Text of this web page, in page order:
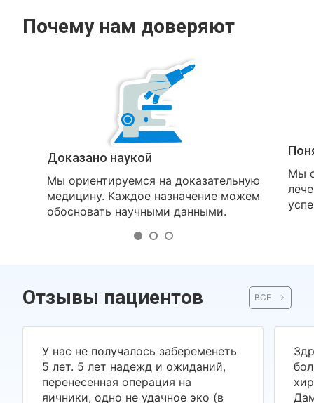
Почему нам доверяют
Доказано наукой
Мы ориентируемся на доказательную
медицину. Каждое назначение можем
обосновать научными данными.
Мы
Отзывы пациентов ВСЕ
У нас не получалось забеременеть
5 лет. 5 лет надежд и ожиданий,
перенесенная операция на
яичники, одно не удачное эко (в